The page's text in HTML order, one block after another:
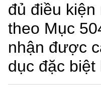
đủ điều kiện
theo Mục
nhận được
dục đặc biệt